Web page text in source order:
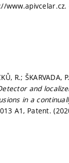
www.apivcelar.cz.
R.; ŠKARVADA,
and
in a
A1, Patent.